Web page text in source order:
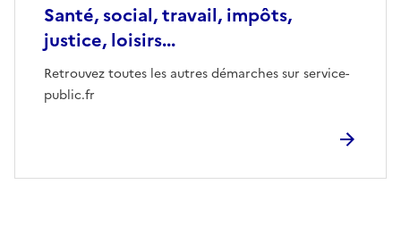
Santé, social, travail, impôts,
justice, loisirs...
Retrouvez toutes les autres démarches sur service-
public.fr